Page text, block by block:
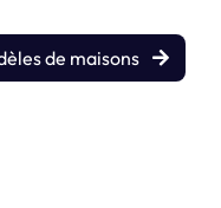
de maisons